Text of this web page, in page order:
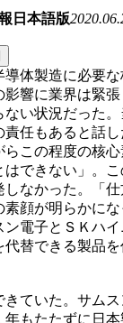
日本語版
体製造に必要
影響に業界は緊
ない状況だった
任もあると話
らこの程度の核
はできない」。
しなかった。「
素顔が明らかに
ン電子とＳＫハ
替できる製品
ていた。サム
年もたたずに日